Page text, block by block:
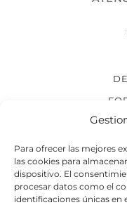
Para ofrecer las mejores
las cookies para
dispositivo. El
procesar datos como el
identificaciones únicas en